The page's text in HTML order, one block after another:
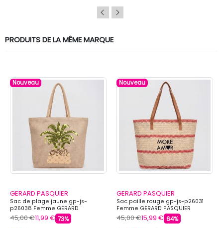
PRODUITS DE LA MÊME MARQUE
Nouveau
GERARD PASQUIER
Sac de plage jaune gp-js-
p26038 Femme GERARD
PASQUIER
45,00 €11,99 € 73%
Nouveau
GERARD PASQUIER
Sac paille rouge gp-js-p26031
Femme GERARD PASQUIER
45,00 €15,99 € 64%